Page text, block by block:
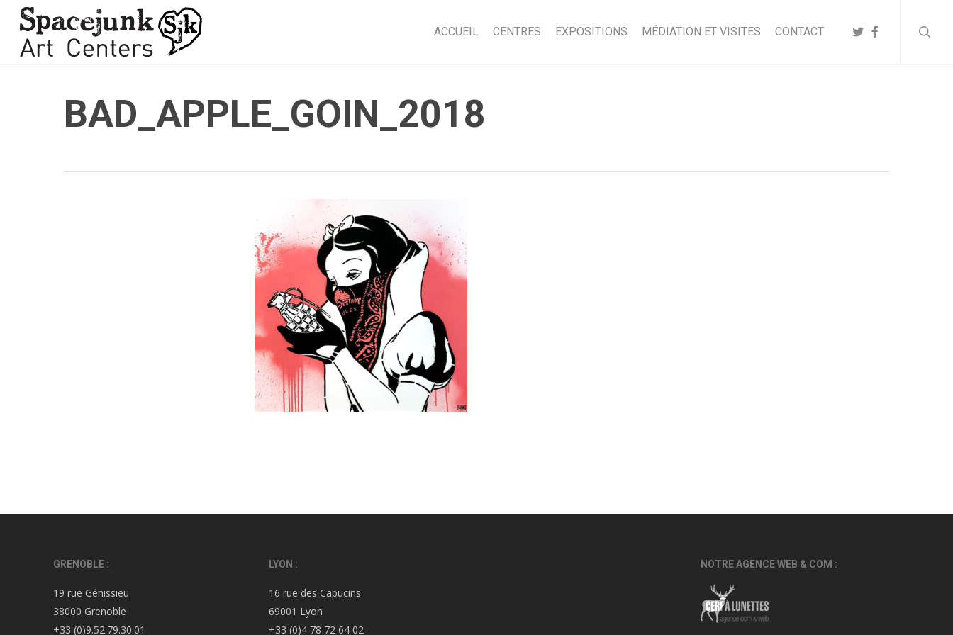
ACCUEIL CENTRES EXPOSITIONS MÉDIATION ET VISITES CONTACT TWITTER
FACEBOOK
BAD_APPLE_GOIN_2018
GRENOBLE :
19 rue Génissieu
38000 Grenoble
+33 (0)9.52.79.30.01
LYON :
16 rue des Capucins
69001 Lyon
+33 (0)4 78 72 64 02
NOTRE AGENCE WEB & COM :